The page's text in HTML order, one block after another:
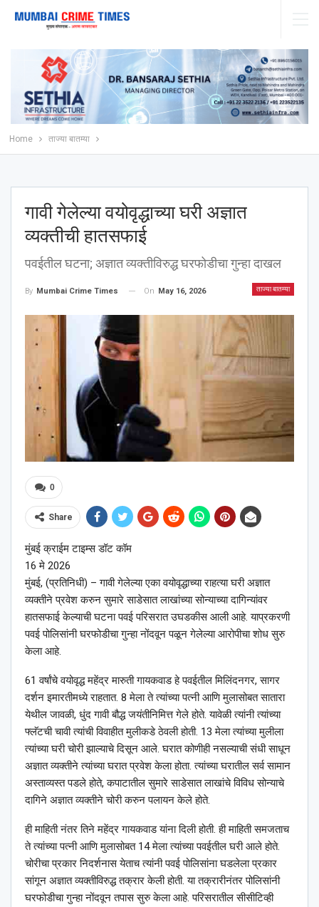
Home ताज्या बातम्या
गावी गेलेल्या वयोवृद्धाच्या घरी अज्ञात
व्यक्तीची हातसफाई
पवईतील घटना; अज्ञात व्यक्तीविरुद्ध घरफोडीचा गुन्हा दाखल
ताज्या बातम्या
By Mumbai Crime Times On May 16, 2026
0
Share
मुंबई क्राईम टाइम्स डॉट कॉम
16 मे 2026
मुंबई, (प्रतिनिधी) – गावी गेलेल्या एका वयोवृद्धाच्या राहत्या घरी अज्ञात
व्यक्तीने प्रवेश करुन सुमारे साडेसात लाखांच्या सोन्याच्या दागिन्यांवर
हातसफाई केल्याची घटना पवई परिसरात उघडकीस आली आहे. याप्रकरणी
पवई पोलिसांनी घरफोडीचा गुन्हा नोंदवून पळून गेलेल्या आरोपीचा शोध सुरु
केला आहे.
61 वर्षांचे वयोवृद्ध महेंद्र मारुती गायकवाड हे पवईतील मिलिंदनगर, सागर
दर्शन इमारतीमध्ये राहतात. 8 मेला ते त्यांच्या पत्नी आणि मुलासोबत सातारा
येथील जावळी, धुंद गावी बौद्ध जयंतीनिमित्त गेले होते. यावेळी त्यांनी त्यांच्या
फ्लॅटची चावी त्यांची विवाहीत मुलीकडे ठेवली होती. 13 मेला त्यांच्या मुलीला
त्यांच्या घरी चोरी झाल्याचे दिसून आले. घरात कोणीही नसल्याची संधी साधून
अज्ञात व्यक्तीने त्यांच्या घरात प्रवेश केला होता. त्यांच्या घरातील सर्व सामान
अस्ताव्यस्त पडले होते, कपाटातील सुमारे साडेसात लाखांचे विविध सोन्याचे
दागिने अज्ञात व्यक्तीने चोरी करुन पलायन केले होते.
ही माहिती नंतर तिने महेंद्र गायकवाड यांना दिली होती. ही माहिती समजताच
ते त्यांच्या पत्नी आणि मुलासोबत 14 मेला त्यांच्या पवईतील घरी आले होते.
चोरीचा प्रकार निदर्शनास येताच त्यांनी पवई पोलिसांना घडलेला प्रकार
सांगून अज्ञात व्यक्तीविरुद्ध तक्रार केली होती. या तक्रारीनंतर पोलिसांनी
घरफोडीचा गुन्हा नोंदवून तपास सुरु केला आहे. परिसरातील सीसीटिव्ही